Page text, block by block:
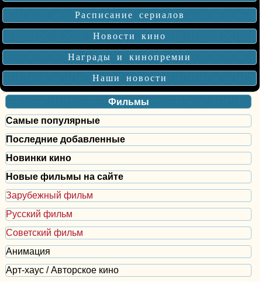
Расписание сериалов
Новости кино
Награды и кинопремии
Наши новости
Фильмы
Самые популярные
Последние добавленные
Новинки кино
Новые фильмы на сайте
Зарубежный фильм
Русский фильм
Советский фильм
Анимация
Арт-хаус / Авторское кино